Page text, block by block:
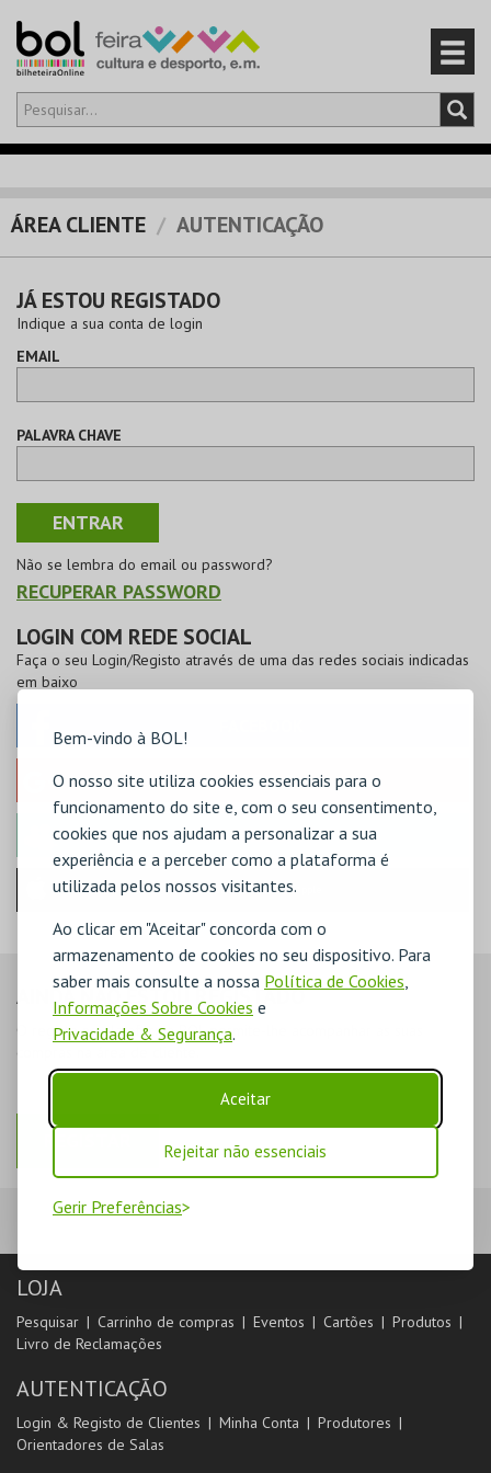
Bem-vindo à BOL!
O nosso site utiliza cookies essenciais para o
funcionamento do site e, com o seu consentimento,
cookies que nos ajudam a personalizar a sua
experiência e a perceber como a plataforma é
utilizada pelos nossos visitantes.
Ao clicar em "Aceitar" concorda com o
armazenamento de cookies no seu dispositivo. Para
saber mais consulte a nossa Política de Cookies,
Informações Sobre Cookies e
Privacidade & Segurança.
Aceitar
Rejeitar não essenciais
Gerir Preferências
Olá,iniciar sessão
EVENTOS
CARTÕES
PRODUTOS
ÁREA CLIENTE AUTENTICAÇÃO
JÁ ESTOU REGISTADO
Indique a sua conta de login
EMAIL
PALAVRA CHAVE
Não se lembra do email ou password?
RECUPERAR PASSWORD
LOGIN COM REDE SOCIAL
Faça o seu Login/Registo através de uma das redes sociais indicadas
em baixo
GOOGLE
MICROSOFT
Iniciar sessão com a Apple
AINDA NÃO ESTOU REGISTADO
O registo na plataforma BOL permite-lhe acompanhar as suas
LOJA
Pesquisar Carrinho de compras Eventos Cartões
Produtos
Livro de Reclamações
AUTENTICAÇÃO
Login & Registo de Clientes Minha Conta
Produtores
Orientadores de Salas